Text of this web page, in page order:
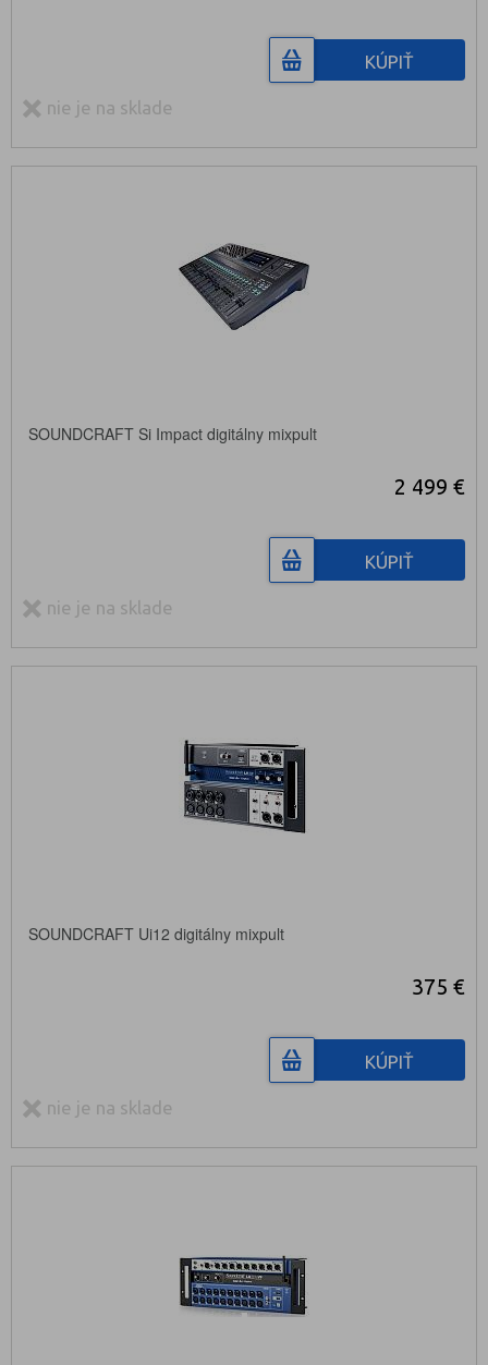
KÚPIŤ
nie je na sklade
SOUNDCRAFT Si Impact digitálny mixpult
2 499 €
KÚPIŤ
nie je na sklade
SOUNDCRAFT Ui12 digitálny mixpult
375 €
KÚPIŤ
nie je na sklade